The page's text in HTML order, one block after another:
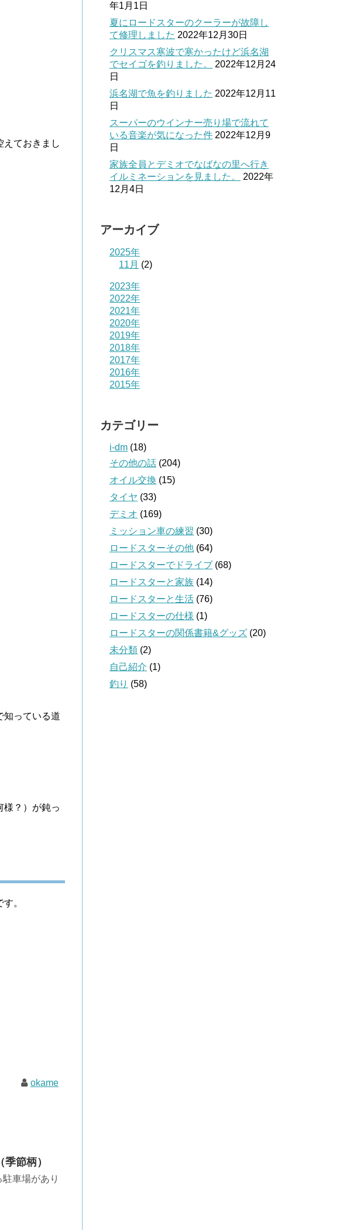
えておきまし
知っている道
様？）が鈍っ
。
okame
節柄）
車場があり
年1月1日
夏にロードスターのクーラーが故障し
て修理しました 2022年12月30日
クリスマス寒波で寒かったけど浜名湖
でセイゴを釣りました。
2022年12月24
日
浜名湖で魚を釣りました 2022年12月11
日
スーパーのウインナー売り場で流れて
いる音楽が気になった件 2022年12月9
日
家族全員とデミオでなばなの里へ行き
イルミネーションを見ました。
2022年
12月4日
アーカイブ
2025年
11月 (2)
2023年
2022年
2021年
2020年
2019年
2018年
2017年
2016年
2015年
カテゴリー
i-dm (18)
その他の話 (204)
オイル交換 (15)
タイヤ (33)
デミオ (169)
ミッション車の練習 (30)
ロードスターその他 (64)
ロードスターでドライブ (68)
ロードスターと家族 (14)
ロードスターと生活 (76)
ロードスターの仕様 (1)
ロードスターの関係書籍&グッズ (20)
未分類 (2)
自己紹介 (1)
釣り (58)